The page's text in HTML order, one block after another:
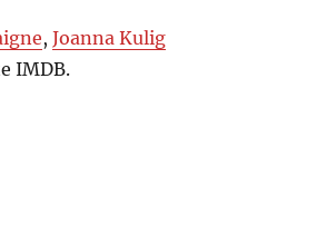
,Joanna Kulig
IMDB.